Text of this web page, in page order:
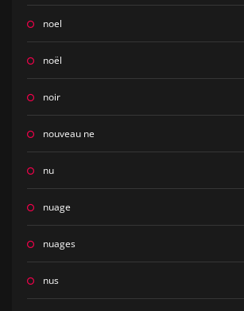
noel
noël
noir
nouveau ne
nu
nuage
nuages
nus